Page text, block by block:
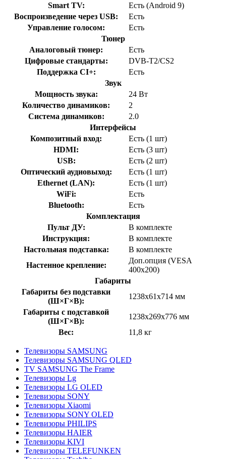
Smart TV:
Есть (Android 9)
Воспроизведение через USB:
Есть
Управление голосом:
Есть
Тюнер
Аналоговый тюнер:
Есть
Цифровые стандарты:
DVB-T2/CS2
Поддержка CI+:
Есть
Звук
Мощность звука:
24 Вт
Количество динамиков:
2
Система динамиков:
2.0
Интерфейсы
Композитный вход:
Есть (1 шт)
HDMI:
Есть (3 шт)
USB:
Есть (2 шт)
Оптический аудиовыход:
Есть (1 шт)
Ethernet (LAN):
Есть (1 шт)
WiFi:
Есть
Bluetooth:
Есть
Комплектация
Пульт ДУ:
В комплекте
Инструкция:
В комплекте
Настольная подставка:
В комплекте
Настенное крепление:
Доп.опция (VESA
400x200)
Габариты
Габариты без подставки
(Ш×Г×В):
1238х61х714 мм
Габариты с подставкой
(Ш×Г×В):
1238х269х776 мм
Вес:
11,8 кг
Телевизоры SAMSUNG
Телевизоры SAMSUNG QLED
TV SAMSUNG The Frame
Телевизоры Lg
Телевизоры LG OLED
Телевизоры SONY
Телевизоры Xiaomi
Телевизоры SONY OLED
Телевизоры PHILIPS
Телевизоры HAIER
Телевизоры KIVI
Телевизоры TELEFUNKEN